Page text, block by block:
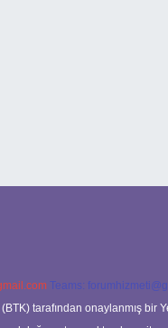
Teams:
tarafından onaylanmış